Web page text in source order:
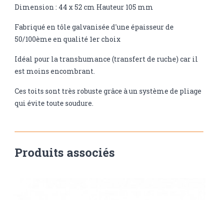
Dimension : 44 x 52 cm Hauteur 105 mm
Fabriqué en tôle galvanisée d'une épaisseur de
50/100ème en qualité 1er choix
Idéal pour la transhumance (transfert de ruche) car il
est moins encombrant.
Ces toits sont très robuste grâce à un système de pliage
qui évite toute soudure.
Produits associés